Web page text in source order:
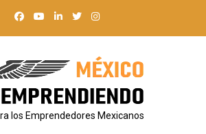
los Emprendedores Mexicanos